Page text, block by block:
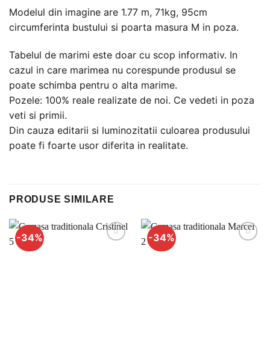
Modelul din imagine are 1.77 m, 71kg, 95cm
circumferinta bustului si poarta masura M in poza.
Tabelul de marimi este doar cu scop informativ. In
cazul in care marimea nu corespunde produsul se
poate schimba pentru o alta marime.
Pozele: 100% reale realizate de noi. Ce vedeti in poza
veti si primii.
Din cauza editarii si luminozitatii culoarea produsului
poate fi foarte usor diferita in realitate.
PRODUSE SIMILARE
-34% -34%